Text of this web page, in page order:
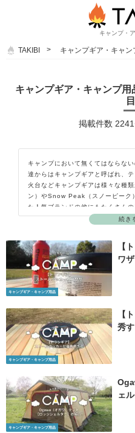
キャンプ・
TAKIBI キャンプギア・キャン
キャンプギア・キャンプ
掲載件数
続き
キャンプにおいて無くてはならな
達からはキャンプギアと呼ばれ、
火台などキャンプギアは様々な種
ン）やSnow Peak（スノーピーク
た人気ブランドの他にもたくさん
最近ではキャンプ好きの方がガレ
を知れば知るほどキャンプをした
いきます。ここではキャンプギア
ポイント、使用方法などをご紹介し
キャンプギア・キャンプ用品
【
ワザ
キャンプギア・キャンプ用品
【
秀
キャンプギア・キャンプ用品
ェ